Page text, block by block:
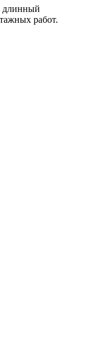
длинный
работ.